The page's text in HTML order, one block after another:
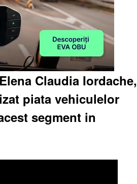
Claudia Iordache,
piata vehiculelor
segment in